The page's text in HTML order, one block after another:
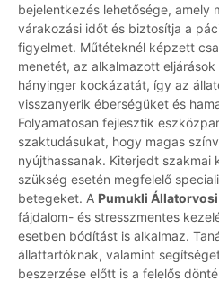
bejelentkezés lehetősége, amely
várakozási időt és biztosítja a
figyelmet. Műtéteknél képzett
menetét, az alkalmazott
hányinger kockázatát, így az
visszanyerik éberségüket és
Folyamatosan fejlesztik
szaktudásukat, hogy magas
nyújthassanak. Kiterjedt szakmai
szükség esetén megfelelő
betegeket. A Pumukli Állatorvosi
fájdalom- és stresszmentes
esetben bódítást is alkalmaz.
állattartóknak, valamint
beszerzése előtt is a felelős